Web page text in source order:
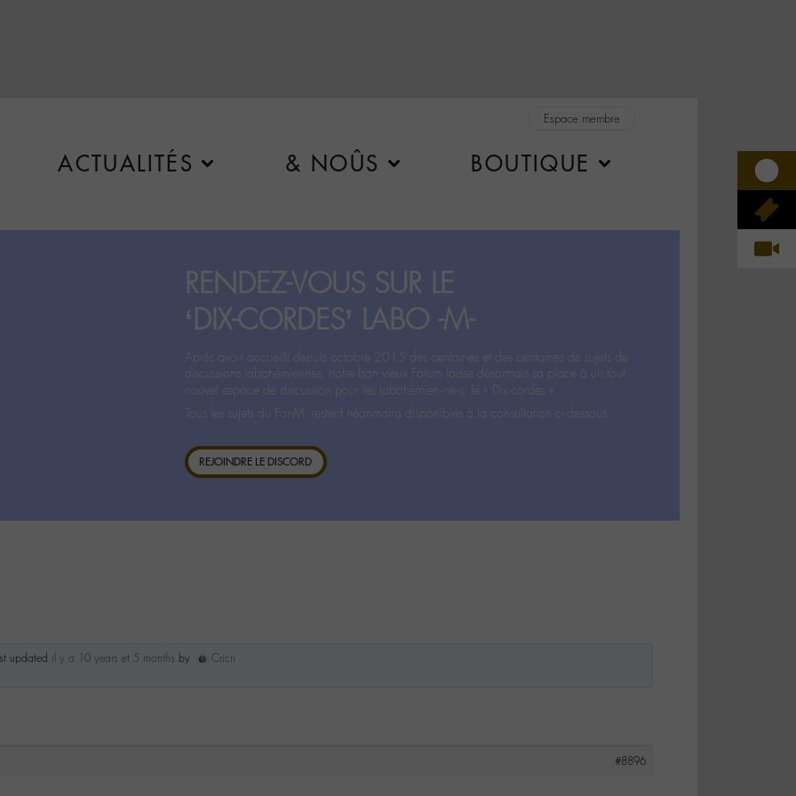
Espace membre
ACTUALITÉS & NOÛS BOUTIQUE
RENDEZ-VOUS SUR LE
‘DIX-CORDES’ LABO -M-
Après avoir accueilli depuis octobre 2015 des centaines et des centaines de sujets de
discussions labohémiennes, notre bon vieux Forum laisse désormais sa place à un tout
nouvel espace de discussion pour les labohémien‧ne‧s: le « Dix-cordes ».
Tous les sujets du For-M- restent néanmoins disponibles à la consultation ci-dessous.
REJOINDRE LE DISCORD
updated il y a 10 years et 5 months by
Cricri
#8896